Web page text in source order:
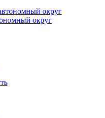
округ
округ